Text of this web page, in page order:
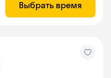
Выбрать время